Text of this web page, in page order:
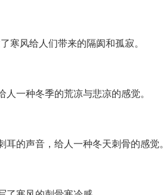
寒风给人们带来的隔阂和孤寂。
一种冬季的荒凉与悲凉的感觉。
的声音，给人一种冬天刺骨的感觉。